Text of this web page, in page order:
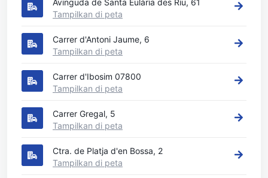
Avinguda de Santa Eulària des Riu, 61
Tampilkan di peta
Carrer d'Antoni Jaume, 6
Tampilkan di peta
Carrer d'Ibosim 07800
Tampilkan di peta
Carrer Gregal, 5
Tampilkan di peta
Ctra. de Platja d'en Bossa, 2
Tampilkan di peta